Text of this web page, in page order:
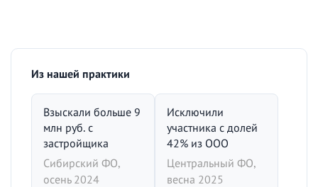
Из нашей практики
Взыскали больше 9
млн руб. с
застройщика
Сибирский ФО,
осень 2024
Исключили
участника с долей
42% из ООО
Центральный ФО,
весна 2025